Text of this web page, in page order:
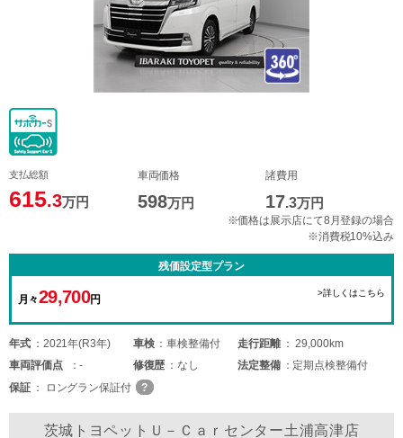
支払総額
615.3万円
車両価格
598万円
諸費用
17.3万円
※価格は展示店にて8月登録の場合
※消費税10%込み
残価設定型プラン
月々29,700円
>詳しくはこちら
年式 2021年(R3年) 車検 車検整備付 走行距離
29,000km
車両評価点 - 修復歴 なし 法定整備
定期点検整備付
保証
ロングラン保証付
茨城トヨペットＵ－Ｃａｒセンター土浦高津店